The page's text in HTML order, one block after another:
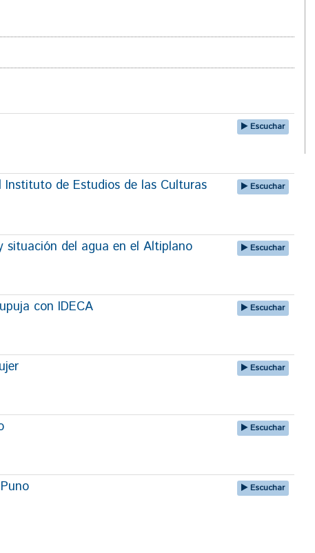
Escuchar
Instituto de Estudios de las Culturas Escuchar
situación del agua en el Altiplano Escuchar
con IDECA Escuchar
Escuchar
Escuchar
Escuchar